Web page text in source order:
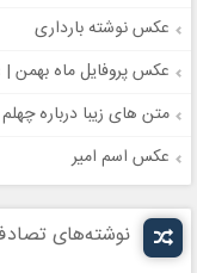
عکس نوشته بارداری
عکس پروفایل ماه بهمن
متن های زیبا درباره
عکس اسم امیر
نوشته‌های